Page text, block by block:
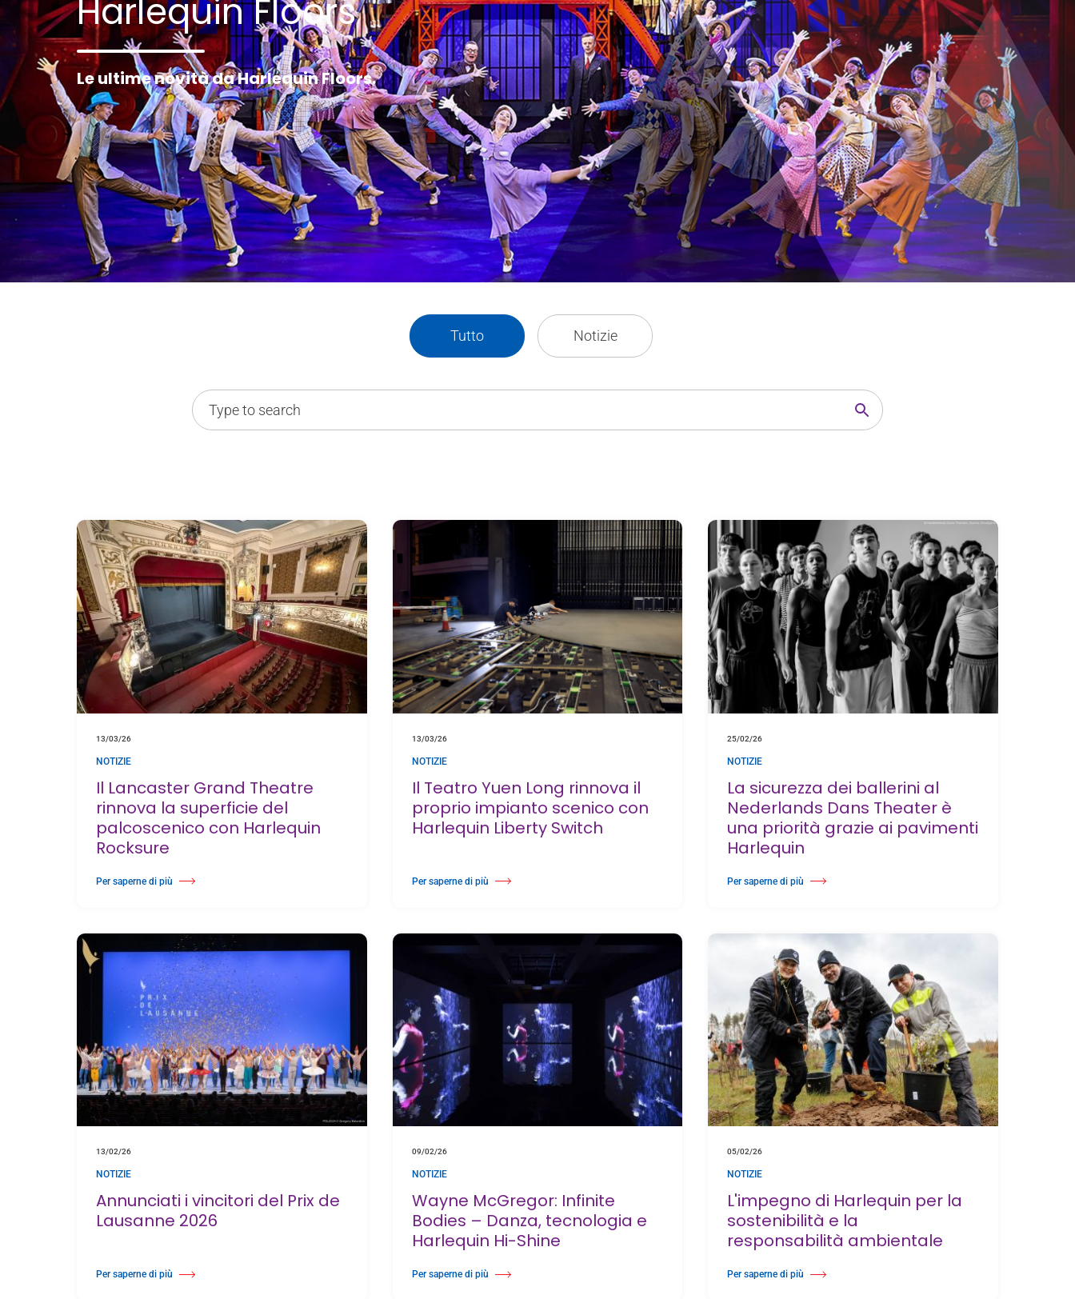
Harlequin Floors
Le ultime novità da Harlequin Floors.
Tutto Notizie
13/03/26
NOTIZIE
Il Lancaster Grand Theatre
rinnova la superficie del
palcoscenico con Harlequin
Rocksure
Per saperne di più
Di Il Lancaster Grand Theatre rinnova la superficie del palcoscenico con Harlequin Rocksure
13/03/26
NOTIZIE
Il Teatro Yuen Long rinnova il
proprio impianto scenico con
Harlequin Liberty Switch
Per saperne di più
Di Il Teatro Yuen Long rinnova il proprio impianto scenico con Harlequin Liberty Switch
25/02/26
NOTIZIE
La sicurezza dei ballerini al
Nederlands Dans Theater è
una priorità grazie ai pavimenti
Harlequin
Per saperne di più
Di La sicurezza dei ballerini al Nederlands Dans Theater è una priorità grazie ai
13/02/26
NOTIZIE
Annunciati i vincitori del Prix de
Lausanne 2026
Per saperne di più
Di Annunciati i vincitori del Prix de Lausanne 2026
09/02/26
NOTIZIE
Wayne McGregor: Infinite
Bodies – Danza, tecnologia e
Harlequin Hi-Shine
Per saperne di più
Di Wayne McGregor: Infinite Bodies – Danza, tecnologia e Harlequin Hi-Shine
05/02/26
NOTIZIE
L'impegno di Harlequin per la
sostenibilità e la
responsabilità ambientale
Per saperne di più
Di L'impegno di Harlequin per la sostenibilità e la responsabilità ambientale